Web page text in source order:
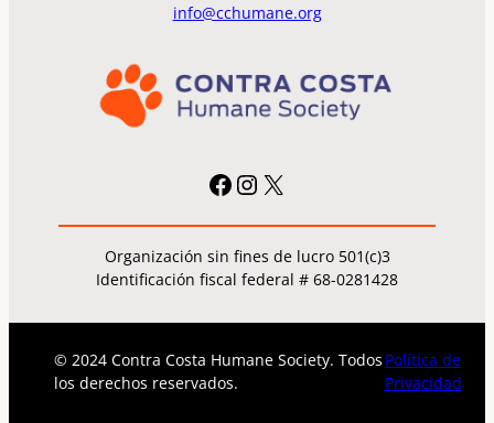
info@cchumane.org
Facebook Instagram X
Organización sin fines de lucro 501(c)3
Identificación fiscal federal # 68-0281428
© 2024 Contra Costa Humane Society. Todos
los derechos reservados.
Política de
Privacidad